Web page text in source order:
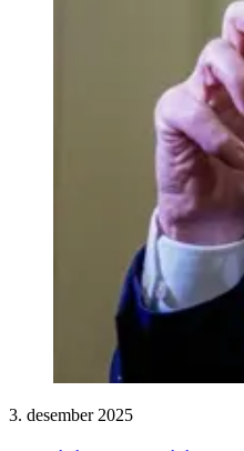
3. desember 2025